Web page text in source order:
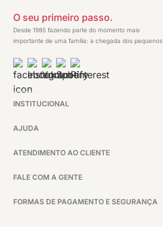
O seu primeiro passo.
Desde 1985 fazendo parte do momento mais
importante de uma família: a chegada dos pequenos.
INSTITUCIONAL
AJUDA
ATENDIMENTO AO CLIENTE
FALE COM A GENTE
FORMAS DE PAGAMENTO E SEGURANÇA